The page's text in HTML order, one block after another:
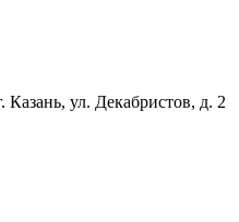
Казань, ул. Декабристов, д. 2